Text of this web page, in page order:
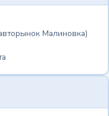
Малиновка)